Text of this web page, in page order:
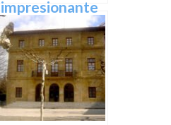
impresionante
arte natural del
Bosque de Oma
en Vizcaya